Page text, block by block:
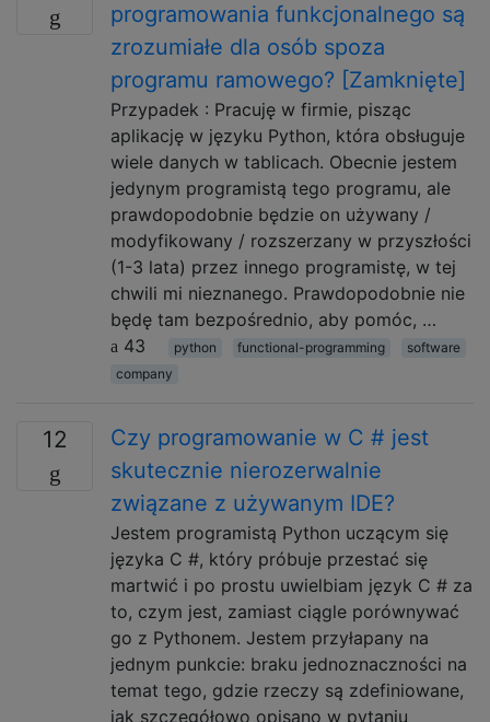
programowania funkcjonalnego są
zrozumiałe dla osób spoza
programu ramowego? [Zamknięte]
Przypadek : Pracuję w firmie, pisząc
aplikację w języku Python, która obsługuje
wiele danych w tablicach. Obecnie jestem
jedynym programistą tego programu, ale
prawdopodobnie będzie on używany /
modyfikowany / rozszerzany w przyszłości
(1-3 lata) przez innego programistę, w tej
chwili mi nieznanego. Prawdopodobnie nie
będę tam bezpośrednio, aby pomóc, …
43
python functional-programming
software
company
12
Czy programowanie w C # jest
skutecznie nierozerwalnie
związane z używanym IDE?
Jestem programistą Python uczącym się
języka C #, który próbuje przestać się
martwić i po prostu uwielbiam język C # za
to, czym jest, zamiast ciągle porównywać
go z Pythonem. Jestem przyłapany na
jednym punkcie: braku jednoznaczności na
temat tego, gdzie rzeczy są zdefiniowane,
jak szczegółowo opisano w pytaniu